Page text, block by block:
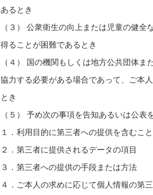
あるとき
（３） 公衆衛生の向上または児童の健
得ることが困難であるとき
（４） 国の機関もしくは地方公共団体
協力する必要がある場合であって、ご本
とき
（５） 予め次の事項を告知あるいは公表
１．利用目的に第三者への提供を含むこと
２．第三者に提供されるデータの項目
３．第三者への提供の手段または方法
４．ご本人の求めに応じて個人情報の第